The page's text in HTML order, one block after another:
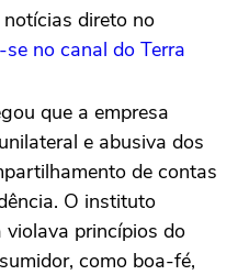
direto no
se no canal do Terra
que a empresa
e abusiva dos
de contas
O instituto
princípios do
como boa-fé,